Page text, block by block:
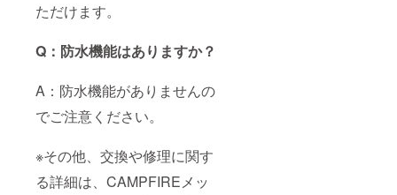
ただけます。
Q：防水機能はありますか？
A：防水機能がありませんの
でご注意ください。
※その他、交換や修理に関す
る詳細は、CAMPFIREメッ